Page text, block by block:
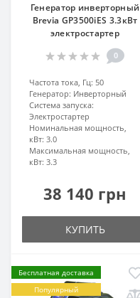
Генератор инверторный
Brevia GP3500iES 3.3кВт
электростартер
0
Частота тока, Гц: 50
Генератор: Инверторный
Система запуска:
Электростартер
Номинальная мощность,
кВт: 3.0
Максимальная мощность,
кВт: 3.3
38 140 грн
КУПИТЬ
Бесплатная доставка
Популярный